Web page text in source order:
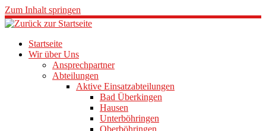
Zum Inhalt springen
Startseite
Wir über Uns
Ansprechpartner
Abteilungen
Aktive Einsatzabteilungen
Bad Überkingen
Hausen
Unterböhringen
Oberböhringen